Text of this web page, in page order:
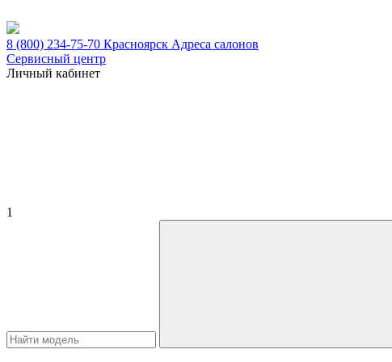
8 (800) 234-75-70 Красноярск Адреса салонов
Сервисный центр
Личный кабинет
1